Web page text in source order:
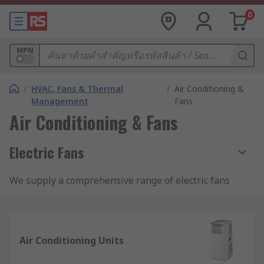
0
MPN
/ HVAC, Fans & Thermal
Management
/ Air Conditioning &
Fans
Air Conditioning & Fans
Electric Fans
We supply a comprehensive range of electric fans
methods used to cool indoor spaces, but they
Air Conditioning Units